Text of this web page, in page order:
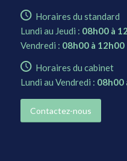
Horaires du standard
Lundi au Jeudi : 08h00 à
Vendredi : 08h00 à 12h00
Horaires du cabinet
Lundi au Vendredi : 08h00
Contactez-nous